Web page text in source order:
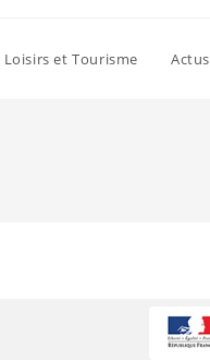
Loisirs et Tourisme Actus